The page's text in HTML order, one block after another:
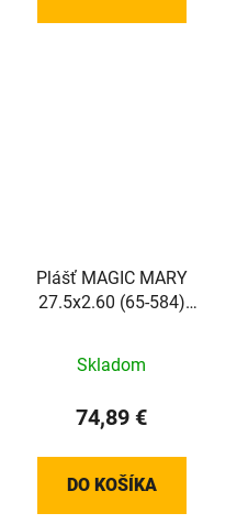
Plášť MAGIC MARY
27.5x2.60 (65-584)
skladací
Skladom
74,89 €
DO KOŠÍKA